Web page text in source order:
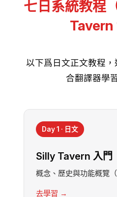
七日系統教程
Tavern
以下爲日文正文教程
合翻譯器學
Day 1 · 日文
Silly Tavern 入門
概念、歷史與功能概覽（
去學習 →